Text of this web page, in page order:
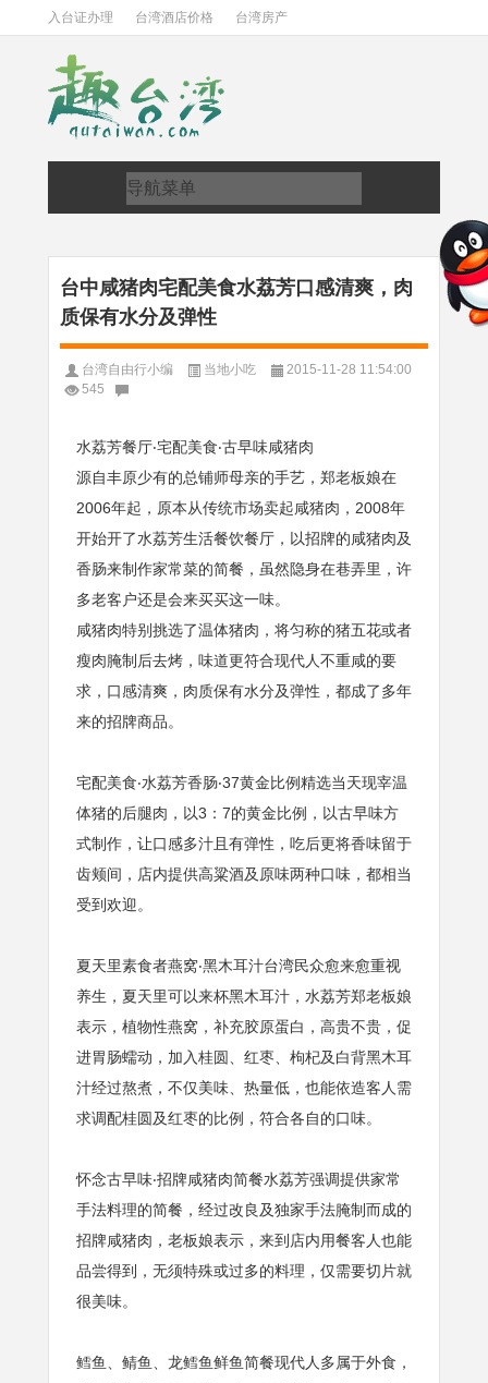
入台证办理 台湾酒店价格 台湾房产
台中咸猪肉宅配美食水荔芳口感清爽，肉
质保有水分及弹性
台湾自由行小编 当地小吃
2015-11-28 11:54:00
545
水荔芳餐厅‧宅配美食‧古早味咸猪肉
源自丰原少有的总铺师母亲的手艺，郑老板娘在
2006年起，原本从传统市场卖起咸猪肉，2008年
开始开了水荔芳生活餐饮餐厅，以招牌的咸猪肉及
香肠来制作家常菜的简餐，虽然隐身在巷弄里，许
多老客户还是会来买买这一味。
咸猪肉特别挑选了温体猪肉，将匀称的猪五花或者
瘦肉腌制后去烤，味道更符合现代人不重咸的要
求，口感清爽，肉质保有水分及弹性，都成了多年
来的招牌商品。
宅配美食‧水荔芳香肠‧37黄金比例精选当天现宰温
体猪的后腿肉，以3：7的黄金比例，以古早味方
式制作，让口感多汁且有弹性，吃后更将香味留于
齿颊间，店内提供高粱酒及原味两种口味，都相当
受到欢迎。
夏天里素食者燕窝‧黑木耳汁台湾民众愈来愈重视
养生，夏天里可以来杯黑木耳汁，水荔芳郑老板娘
表示，植物性燕窝，补充胶原蛋白，高贵不贵，促
进胃肠蠕动，加入桂圆、红枣、枸杞及白背黑木耳
汁经过熬煮，不仅美味、热量低，也能依造客人需
求调配桂圆及红枣的比例，符合各自的口味。
怀念古早味‧招牌咸猪肉简餐水荔芳强调提供家常
手法料理的简餐，经过改良及独家手法腌制而成的
招牌咸猪肉，老板娘表示，来到店内用餐客人也能
品尝得到，无须特殊或过多的料理，仅需要切片就
很美味。
鳕鱼、鲭鱼、龙鳕鱼鲜鱼简餐现代人多属于外食，